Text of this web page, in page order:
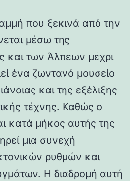
που ξεκινά από την
μέσω της
και των Άλπεων μέχρι
ένα ζωντανό μουσείο
και της εξέλιξης
τέχνης. Καθώς ο
κατά μήκος αυτής της
μια συνεχή
ρυθμών και
Η διαδρομή αυτή